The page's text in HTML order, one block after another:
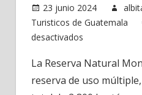
23 junio 2024
Turisticos de Guatemala
desactivados
Natural
de
La Reserva Natural
reserva de uso